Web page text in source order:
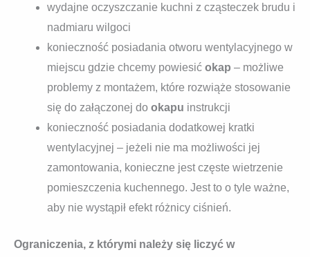
wydajne oczyszczanie kuchni z cząsteczek brudu i
nadmiaru wilgoci
konieczność posiadania otworu wentylacyjnego w
miejscu gdzie chcemy powiesić okap – możliwe
problemy z montażem, które rozwiąże stosowanie
się do załączonej do okapu instrukcji
konieczność posiadania dodatkowej kratki
wentylacyjnej – jeżeli nie ma możliwości jej
zamontowania, konieczne jest częste wietrzenie
pomieszczenia kuchennego. Jest to o tyle ważne,
aby nie wystąpił efekt różnicy ciśnień.
Ograniczenia, z którymi należy się liczyć w